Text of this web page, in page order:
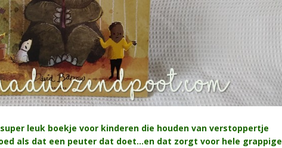
leuk boekje voor kinderen die houden van verstoppertje
als dat een peuter dat doet…en dat zorgt voor hele grappige